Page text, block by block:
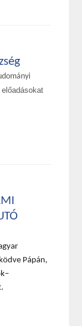
Pápán,